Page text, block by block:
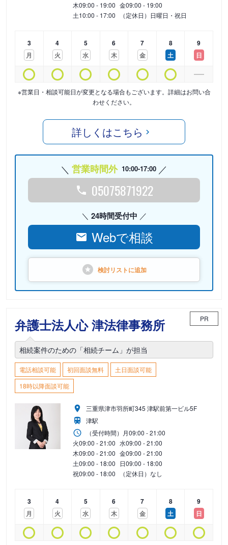
木09:00 - 19:00 金09:00 - 19:00
土10:00 - 17:00 （定休日）日曜日・祝日
3
月
4
火
5
水
6
木
7
金
8
土
9
日
※営業日・相談可能日が変更となる場合もございます。詳細はお問い合
わせください。
詳しくはこちら
営業時間外 10:00-17:00
05075871922
24時間受付中
Webで相談
検討リストに追加
弁護士法人心 津法律事務所 PR
相続案件のための「相続チーム」が担当
電話相談可能 初回面談無料
土日面談可能
18時以降面談可能
三重県津市羽所町345 津駅前第一ビル5F
津駅
（受付時間） 月09:00 - 21:00
火09:00 - 21:00 水09:00 - 21:00
木09:00 - 21:00 金09:00 - 21:00
土09:00 - 18:00 日09:00 - 18:00
祝09:00 - 18:00 （定休日）なし
3
月
4
火
5
水
6
木
7
金
8
土
9
日